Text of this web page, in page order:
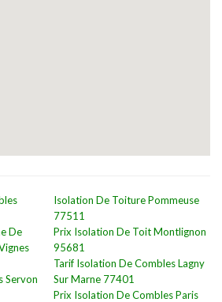
De
Servon
Isolation De Toiture Pommeuse
77511
Prix Isolation De Toit Montlignon
95681
Tarif Isolation De Combles Lagny
Sur Marne 77401
Prix Isolation De Combles Paris